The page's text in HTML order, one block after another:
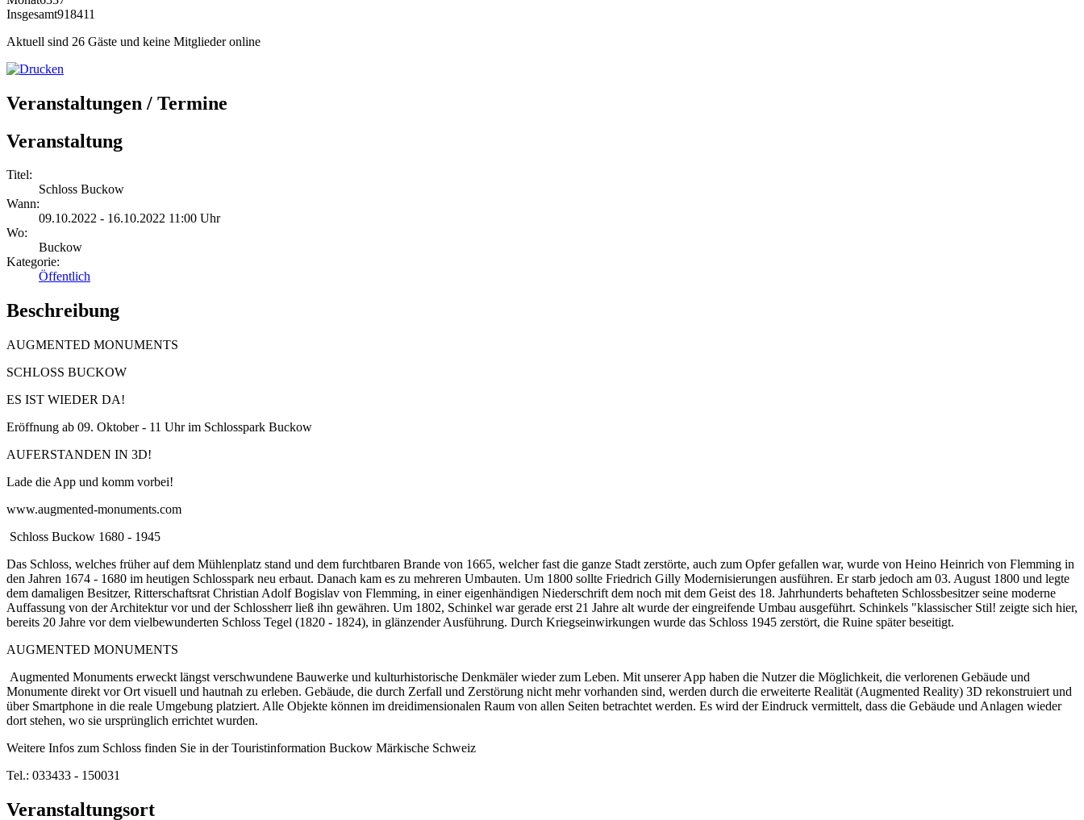
Insgesamt918411
Aktuell sind 26 Gäste und keine Mitglieder online
Veranstaltungen / Termine
Veranstaltung
Titel:
Schloss Buckow
Wann:
09.10.2022 - 16.10.2022 11:00 Uhr
Wo:
Buckow
Kategorie:
Öffentlich
Beschreibung
AUGMENTED MONUMENTS
SCHLOSS BUCKOW
ES IST WIEDER DA!
Eröffnung ab 09. Oktober - 11 Uhr im Schlosspark Buckow
AUFERSTANDEN IN 3D!
Lade die App und komm vorbei!
www.augmented-monuments.com
Schloss Buckow 1680 - 1945
Das Schloss, welches früher auf dem Mühlenplatz stand und dem furchtbaren Brande von 1665, welcher fast die ganze Stadt zerstörte, auch zum Opfer gefallen war, wurde von Heino Heinrich von Flemming in
den Jahren 1674 - 1680 im heutigen Schlosspark neu erbaut. Danach kam es zu mehreren Umbauten. Um 1800 sollte Friedrich Gilly Modernisierungen ausführen. Er starb jedoch am 03. August 1800 und legte
dem damaligen Besitzer, Ritterschaftsrat Christian Adolf Bogislav von Flemming, in einer eigenhändigen Niederschrift dem noch mit dem Geist des 18. Jahrhunderts behafteten Schlossbesitzer seine moderne
Auffassung von der Architektur vor und der Schlossherr ließ ihn gewähren. Um 1802, Schinkel war gerade erst 21 Jahre alt wurde der eingreifende Umbau ausgeführt. Schinkels "klassischer Stil! zeigte sich hier,
bereits 20 Jahre vor dem vielbewunderten Schloss Tegel (1820 - 1824), in glänzender Ausführung. Durch Kriegseinwirkungen wurde das Schloss 1945 zerstört, die Ruine später beseitigt.
AUGMENTED MONUMENTS
Augmented Monuments erweckt längst verschwundene Bauwerke und kulturhistorische Denkmäler wieder zum Leben. Mit unserer App haben die Nutzer die Möglichkeit, die verlorenen Gebäude und
Monumente direkt vor Ort visuell und hautnah zu erleben. Gebäude, die durch Zerfall und Zerstörung nicht mehr vorhanden sind, werden durch die erweiterte Realität (Augmented Reality) 3D rekonstruiert und
über Smartphone in die reale Umgebung platziert. Alle Objekte können im dreidimensionalen Raum von allen Seiten betrachtet werden. Es wird der Eindruck vermittelt, dass die Gebäude und Anlagen wieder
dort stehen, wo sie ursprünglich errichtet wurden.
Weitere Infos zum Schloss finden Sie in der Touristinformation Buckow Märkische Schweiz
Tel.: 033433 - 150031
Veranstaltungsort